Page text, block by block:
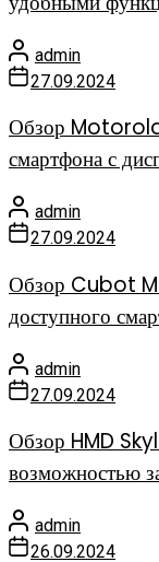
admin
27.09.2024
Обзор
смартфона с
admin
27.09.2024
Обзор Cubot
доступного
admin
27.09.2024
Обзор HMD
возможностью
admin
26.09.2024